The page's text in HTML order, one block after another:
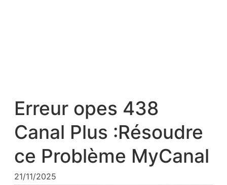
Erreur opes 438
Canal Plus :Résoudre
ce Problème MyCanal
21/11/2025